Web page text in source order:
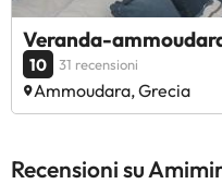
Veranda-
10 31 recensioni
Ammoudara, Grecia
Recensioni su